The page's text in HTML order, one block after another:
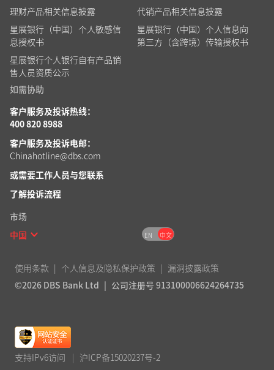
理财产品相关信息披露
代销产品相关信息披露
星展银行（中国）个人敏感信
息授权书
星展银行（中国）个人信息向
第三方（含跨境）传输授权书
星展银行个人银行自有产品销
售人员资质公示
如需协助
客户服务及投诉热线：
400 820 8988
客户服务及投诉电邮：
Chinahotline@dbs.com
或需要工作人员与您联系
了解投诉流程
市场
中国
EN 中文
使用条款 个人信息及隐私保护政策
漏洞披露政策
©2026 DBS Bank Ltd
公司注册号 913100006624264735
支持IPv6访问 | 沪ICP备15020237号-2